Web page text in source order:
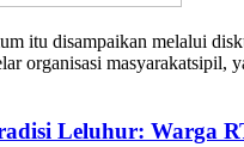
itu disampaikan melalui
organisasi masyarakatsipil,
Leluhur: Warga